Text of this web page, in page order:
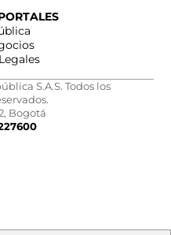
S.A.S. Todos los
Bogotá